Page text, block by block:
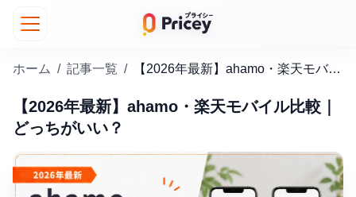
ホーム / 記事一覧 / 【2026年最新】ahamo・楽天モバイル比較｜どっちがいい？
【2026年最新】ahamo・楽天モバイル比較｜
どっちがいい？